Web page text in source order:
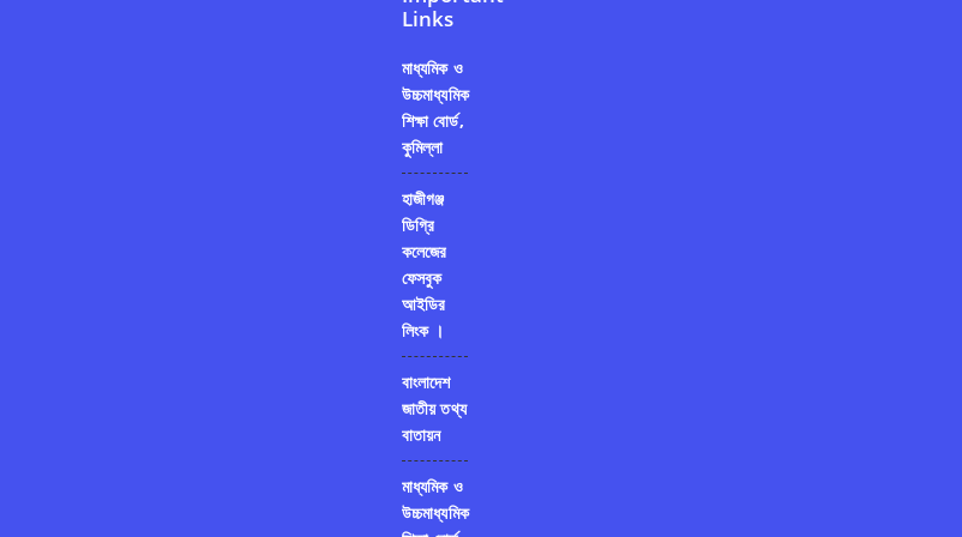
Links
মাধ্যমিক ও
উচ্চমাধ্যমিক
শিক্ষা বোর্ড,
কুমিল্লা
হাজীগঞ্জ
ডিগ্রি
কলেজের
ফেসবুক
আইডির
লিংক ।
বাংলাদেশ
জাতীয় তথ্য
বাতায়ন
মাধ্যমিক ও
উচ্চমাধ্যমিক